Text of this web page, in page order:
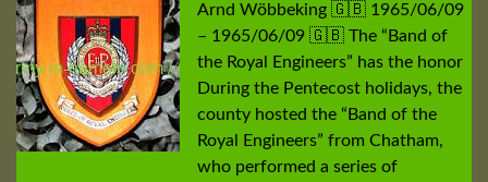
Arnd Wöbbeking 🇬🇧 1965/06/09
– 1965/06/09 🇬🇧 The “Band of
the Royal Engineers” has the honor
During the Pentecost holidays, the
county hosted the “Band of the
Royal Engineers” from Chatham,
who performed a series of